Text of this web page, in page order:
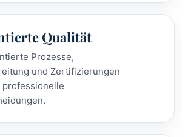
Qualität
Prozesse,
und Zertifizierungen